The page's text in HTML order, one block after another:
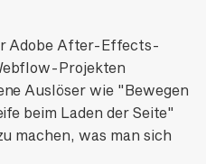
Adobe After-Effects-
Projekten
Auslöser wie "Bewegen
beim Laden der Seite"
machen, was man sich